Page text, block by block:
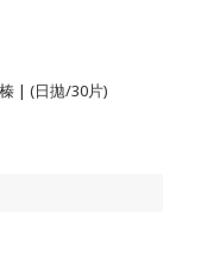
| (日拋/30片)